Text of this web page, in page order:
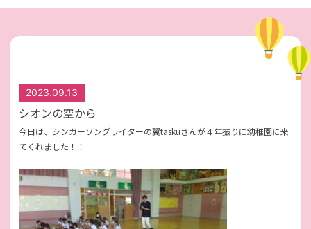
2023.09.13
シオンの空から
今日は、シンガーソングライターの翼taskuさんが４年振りに幼稚園に来
てくれました！！